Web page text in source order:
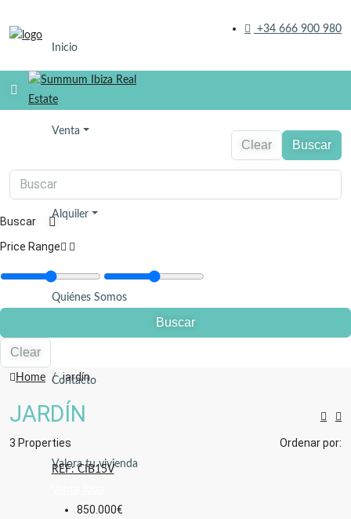
Inicio
Venta
Alquiler
Quiénes Somos
Contacto
Valora tu vivienda
+34 666 900 980
Clear Buscar
Buscar
Price Range
Buscar
Clear
Home jardín
JARDÍN
3 Properties Ordenar por:
REF: CIB15V
850.000€